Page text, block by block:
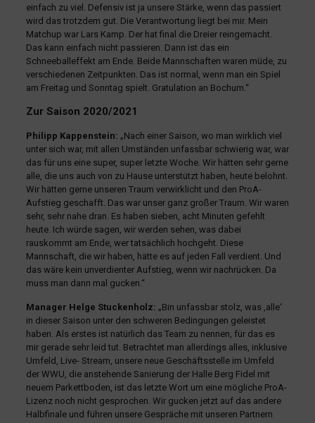
einfach zu viel. Defensiv ist ja unsere Stärke, wenn das passiert
wird das trotzdem gut. Die Verantwortung liegt bei mir. Mein
Matchup war Lars Kamp. Der hat final die Dreier reingemacht.
Das kann einfach nicht passieren. Dann ist das ein
Schneeballeffekt am Ende. Beide Mannschaften waren müde, zu
verschiedenen Zeitpunkten. Das ist normal, wenn man ein Spiel
am Freitag und Sonntag spielt. Gratulation an Bochum.“
Zur Saison 2020/2021
Philipp Kappenstein: „Nach einer Saison, wo man wirklich viel
unter sich war, mit allen Umständen unfassbar schwierig war, war
das für uns eine super, super letzte Woche. Wir hätten sehr gerne
alle, die uns auch von zu Hause unterstützt haben, heute belohnt.
Wir hätten gerne unseren Traum verwirklicht und den ProA-
Aufstieg geschafft. Das war unser ganz großer Traum. Wir waren
sehr, sehr nahe dran. Es haben sieben, acht Minuten gefehlt
heute. Ich würde sagen, wir werden sehen, was dabei
rauskommt am Ende, wer tatsächlich hochgeht. Diese
Mannschaft, die wir haben, hätte es auf jeden Fall verdient. Und
das wäre kein unverdienter Aufstieg, wenn wir nachrücken. Da
muss man dann mal gucken.“
Manager Helge Stuckenholz: „Bin unfassbar stolz, was ‚alle‘
in dieser Saison unter den schweren Bedingungen geleistet
haben. Als erstes ist natürlich das Team zu nennen, für das es
mir gerade sehr leid tut. Betrachtet man allerdings alles, inklusive
Umfeld, Live- Stream, unsere neue Geschäftsstelle im Umfeld
der WWU, die anstehende Sanierung der Halle Berg Fidel mit
neuem Parkettboden, ist das letzte Wort um eine mögliche ProA-
Lizenz noch nicht gesprochen. Wir gucken jetzt auf das andere
Halbfinale und führen unsere Gespräche mit unseren Partnern